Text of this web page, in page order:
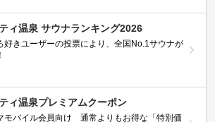
ィ温泉 サウナランキング2026
好きユーザーの投票により、全国No.1サウナが
ィ温泉プレミアムクーポン
モバイル会員向け 通常よりもお得な「特別価